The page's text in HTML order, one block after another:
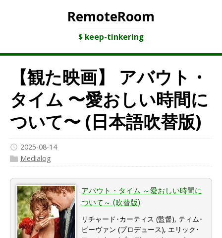
RemoteRoom
$ keep-tinkering
【観た映画】 アバウト・
タイム 〜愛おしい時間に
ついて〜 (日本語吹替版)
2025-08-14
Medialog
アバウト・タイム ～愛おしい時間に
ついて～ (吹替版)
リチャード･カーティス (監督), ティム･
ビーヴァン (プロデュース), エリック･